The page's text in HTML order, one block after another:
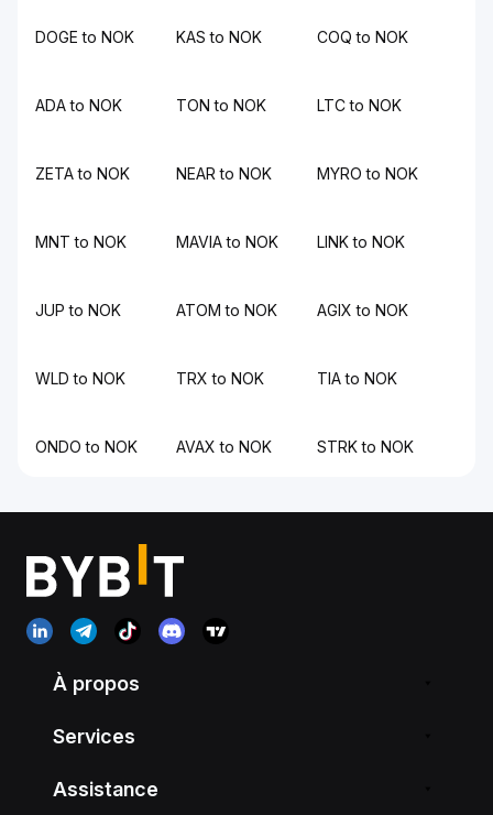
DOGE to NOK KAS to NOK COQ to NOK
ADA to NOK TON to NOK LTC to NOK
ZETA to NOK NEAR to NOK MYRO to NOK
MNT to NOK MAVIA to NOK LINK to NOK
JUP to NOK ATOM to NOK AGIX to NOK
WLD to NOK TRX to NOK TIA to NOK
ONDO to NOK AVAX to NOK STRK to NOK
À propos
Services
Assistance